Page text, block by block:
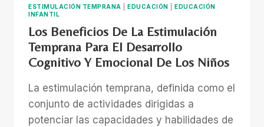
ESTIMULACIÓN TEMPRANA EDUCACIÓN
EDUCACIÓN
INFANTIL
Los Beneficios De La Estimulación
Temprana Para El Desarrollo
Cognitivo Y Emocional De Los Niños
La estimulación temprana, definida como el
conjunto de actividades dirigidas a
potenciar las capacidades y habilidades de